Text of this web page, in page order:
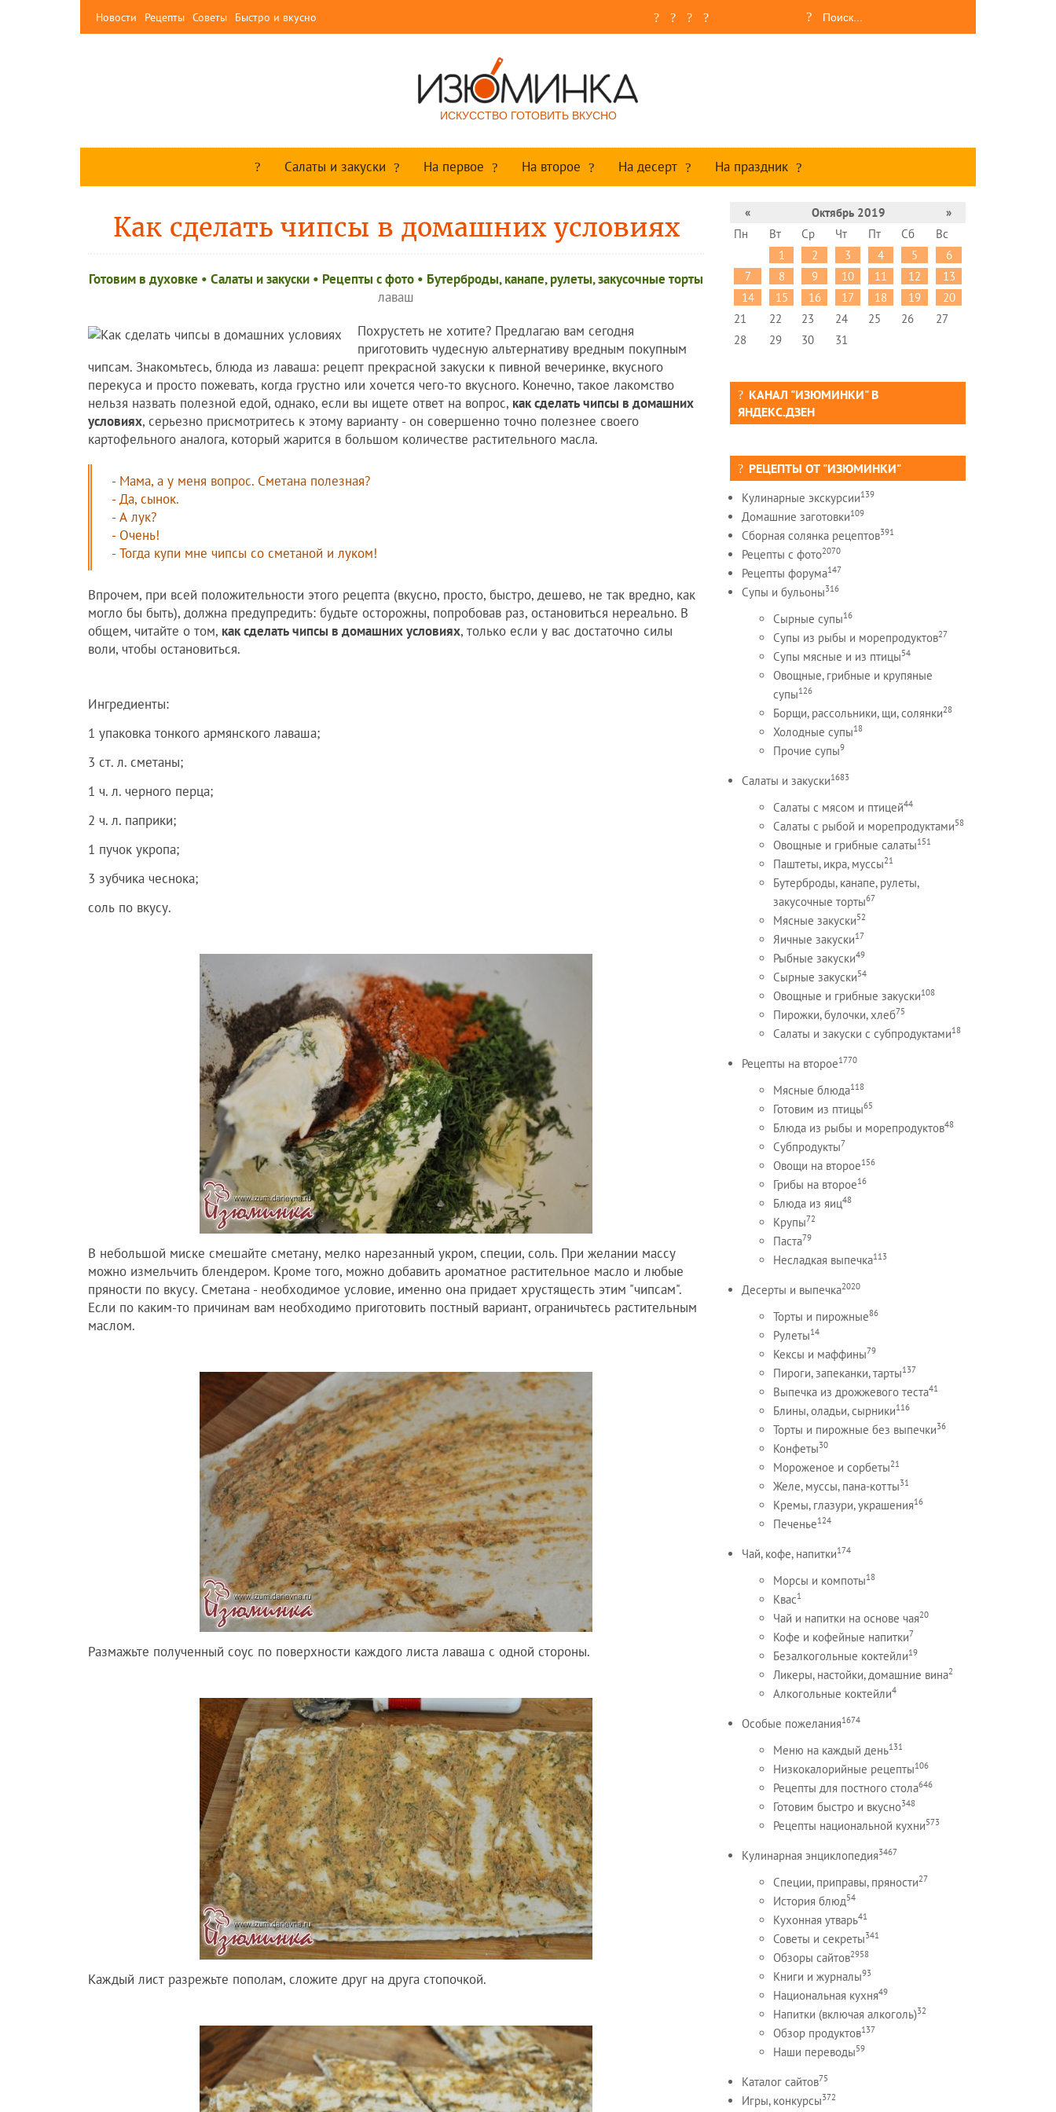
Новости Рецепты Советы Быстро и вкусно
ИСКУССТВО ГОТОВИТЬ ВКУСНО
Салаты и закуски На первое На второе На десерт На праздник
Как сделать чипсы в домашних условиях
Готовим в духовке • Салаты и закуски • Рецепты c фото • Бутерброды, канапе, рулеты, закусочные торты
лаваш
Похрустеть не хотите? Предлагаю вам сегодня
приготовить чудесную альтернативу вредным покупным
чипсам. Знакомьтесь, блюда из лаваша: рецепт прекрасной закуски к пивной вечеринке, вкусного
перекуса и просто пожевать, когда грустно или хочется чего-то вкусного. Конечно, такое лакомство
нельзя назвать полезной едой, однако, если вы ищете ответ на вопрос, как сделать чипсы в домашних
условиях, серьезно присмотритесь к этому варианту - он совершенно точно полезнее своего
картофельного аналога, который жарится в большом количестве растительного масла.
- Мама, а у меня вопрос. Сметана полезная?
- Да, сынок.
- А лук?
- Очень!
- Тогда купи мне чипсы со сметаной и луком!
Впрочем, при всей положительности этого рецепта (вкусно, просто, быстро, дешево, не так вредно, как
могло бы быть), должна предупредить: будьте осторожны, попробовав раз, остановиться нереально. В
общем, читайте о том, как сделать чипсы в домашних условиях, только если у вас достаточно силы
воли, чтобы остановиться.
Ингредиенты:
1 упаковка тонкого армянского лаваша;
3 ст. л. сметаны;
1 ч. л. черного перца;
2 ч. л. паприки;
1 пучок укропа;
3 зубчика чеснока;
соль по вкусу.
В небольшой миске смешайте сметану, мелко нарезанный укром, специи, соль. При желании массу
можно измельчить блендером. Кроме того, можно добавить ароматное растительное масло и любые
пряности по вкусу. Сметана - необходимое условие, именно она придает хрустящесть этим "чипсам".
Если по каким-то причинам вам необходимо приготовить постный вариант, ограничьтесь растительным
маслом.
Размажьте полученный соус по поверхности каждого листа лаваша с одной стороны.
Каждый лист разрежьте пополам, сложите друг на друга стопочкой.
« Октябрь 2019
»
Пн
Вт Ср Чт Пт Сб
Вс
1
2 3 4 5
6
7
8 9 10 11 12
13
14
15 16 17 18 19
20
21
22 23 24 25 26
27
28
29 30 31
КАНАЛ "ИЗЮМИНКИ" В
ЯНДЕКС.ДЗЕН
РЕЦЕПТЫ ОТ "ИЗЮМИНКИ"
Кулинарные экскурсии139
Домашние заготовки109
Сборная солянка рецептов391
Рецепты c фото2070
Рецепты форума147
Супы и бульоны316
Сырные супы16
Супы из рыбы и морепродуктов27
Супы мясные и из птицы54
Овощные, грибные и крупяные
супы126
Борщи, рассольники, щи, солянки28
Холодные супы18
Прочие супы9
Салаты и закуски1683
Салаты с мясом и птицей44
Салаты с рыбой и морепродуктами58
Овощные и грибные салаты151
Паштеты, икра, муссы21
Бутерброды, канапе, рулеты,
закусочные торты67
Мясные закуски52
Яичные закуски17
Рыбные закуски49
Сырные закуски54
Овощные и грибные закуски108
Пирожки, булочки, хлеб75
Салаты и закуски с субпродуктами18
Рецепты на второе1770
Мясные блюда118
Готовим из птицы65
Блюда из рыбы и морепродуктов48
Субпродукты7
Овощи на второе156
Грибы на второе16
Блюда из яиц48
Крупы72
Паста79
Несладкая выпечка113
Десерты и выпечка2020
Торты и пирожные86
Рулеты14
Кексы и маффины79
Пироги, запеканки, тарты137
Выпечка из дрожжевого теста41
Блины, оладьи, сырники116
Торты и пирожные без выпечки36
Конфеты30
Мороженое и сорбеты21
Желе, муссы, пана-котты31
Кремы, глазури, украшения16
Печенье124
Чай, кофе, напитки174
Морсы и компоты18
Квас1
Чай и напитки на основе чая20
Кофе и кофейные напитки7
Безалкогольные коктейли19
Ликеры, настойки, домашние вина2
Алкогольные коктейли4
Особые пожелания1674
Меню на каждый день131
Низкокалорийные рецепты106
Рецепты для постного стола646
Готовим быстро и вкусно348
Рецепты национальной кухни573
Кулинарная энциклопедия3467
Специи, приправы, пряности27
История блюд54
Кухонная утварь41
Советы и секреты341
Обзоры сайтов2958
Книги и журналы93
Национальная кухня49
Напитки (включая алкоголь)32
Обзор продуктов137
Наши переводы59
Каталог сайтов75
Игры, конкурсы372